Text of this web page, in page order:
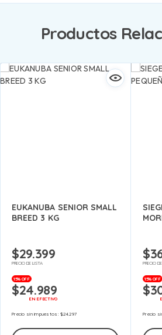
Productos
EUKANUBA SENIOR SMALL
BREED 3 KG
$29.399
PRECIO DE LISTA
15% OFF
$24.989
EN EFECTIVO
Precio sin impuestos:$24.297
$
PRECIO
15% OFF
$
Precio